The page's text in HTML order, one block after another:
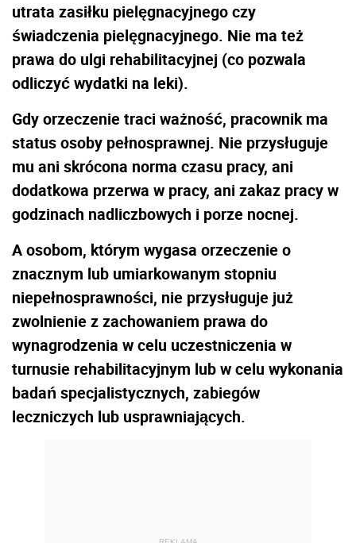
utrata zasiłku pielęgnacyjnego czy
świadczenia pielęgnacyjnego. Nie ma też
prawa do ulgi rehabilitacyjnej (co pozwala
odliczyć wydatki na leki).
Gdy orzeczenie traci ważność, pracownik ma
status osoby pełnosprawnej. Nie przysługuje
mu ani skrócona norma czasu pracy, ani
dodatkowa przerwa w pracy, ani zakaz pracy w
godzinach nadliczbowych i porze nocnej.
A osobom, którym wygasa orzeczenie o
znacznym lub umiarkowanym stopniu
niepełnosprawności, nie przysługuje już
zwolnienie z zachowaniem prawa do
wynagrodzenia w celu uczestniczenia w
turnusie rehabilitacyjnym lub w celu wykonania
badań specjalistycznych, zabiegów
leczniczych lub usprawniających.